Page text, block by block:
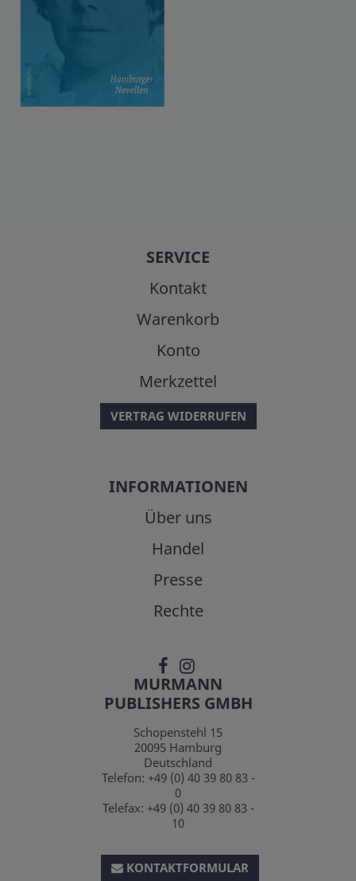
SERVICE
Kontakt
Warenkorb
Konto
Merkzettel
VERTRAG WIDERRUFEN
INFORMATIONEN
Über uns
Handel
Presse
Rechte
MURMANN
PUBLISHERS GMBH
Schopenstehl 15
20095 Hamburg
Deutschland
Telefon: +49 (0) 40 39 80 83 -
0
Telefax: +49 (0) 40 39 80 83 -
10
KONTAKTFORMULAR